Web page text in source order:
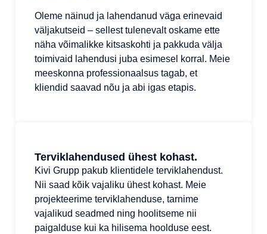
Oleme näinud ja lahendanud väga erinevaid
väljakutseid – sellest tulenevalt oskame ette
näha võimalikke kitsaskohti ja pakkuda välja
toimivaid lahendusi juba esimesel korral. Meie
meeskonna professionaalsus tagab, et
kliendid saavad nõu ja abi igas etapis.
Terviklahendused ühest kohast.
Kivi Grupp pakub klientidele terviklahendust.
Nii saad kõik vajaliku ühest kohast. Meie
projekteerime terviklahenduse, tarnime
vajalikud seadmed ning hoolitseme nii
paigalduse kui ka hilisema hoolduse eest.